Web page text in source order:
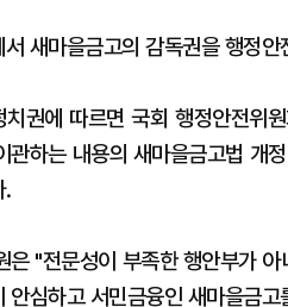
새마을금고의 감독권을 행정
권에 따르면 국회 행정안전위
관하는 내용의 새마을금고법 개
.
은 "전문성이 부족한 행안부가
안심하고 서민금융인 새마을금